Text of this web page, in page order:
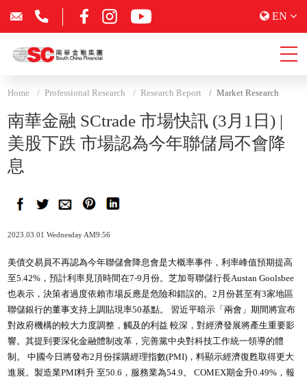
EN
Home Professional Research Research Report Market Research
南華金融 SCtrade 市場快訊 (3月1日) |
美股下跌 市場認為今年聯儲局不會降
息
2023.03.01 Wednesday AM9:56
美債交易員不再認為今年聯儲會降息會是大概率事件，利率峰值預期提高
至5.42%，預計利率見頂時間在7-9月份。芝加哥聯儲行長Austan Goolsbee
也表示，決策者過度依賴市場反應是危險和錯誤的。2月份甚至有3家地區
聯儲銀行的董事支持上調貼現率50基點。 習近平暗示「兩會」期間將宣布
對政府機構的較大力度調整，觸及的利益 較深，對經濟發展將產生重要影
響。其提到要深化金融體制改革，完善黨中央對科技工作統一領導的體
制。 中國今日將發布2月份採購經理指數(PMI)，料顯示經濟復甦取得更大
進展。製造業PMI料升 至50.6，服務業為54.9。 COMEX期金升0.49%，報